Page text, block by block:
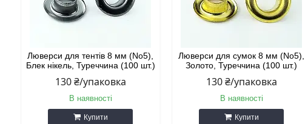
Люверси для тентів 8 мм (No5),
Блек нікель, Туреччина (100 шт.)
130 ₴/упаковка
В наявності
Купити
Люверси для сумок 8 мм (No5),
Золото, Туреччина (100 шт.)
130 ₴/упаковка
В наявності
Купити